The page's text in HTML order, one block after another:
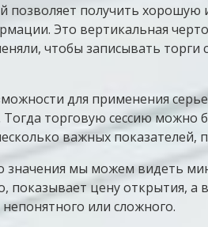
позволяет получить
Это вертикальная
чтобы записывать
для применения
торговую сессию можно
важных
значения мы можем видеть
цену открытия,
или сложного.